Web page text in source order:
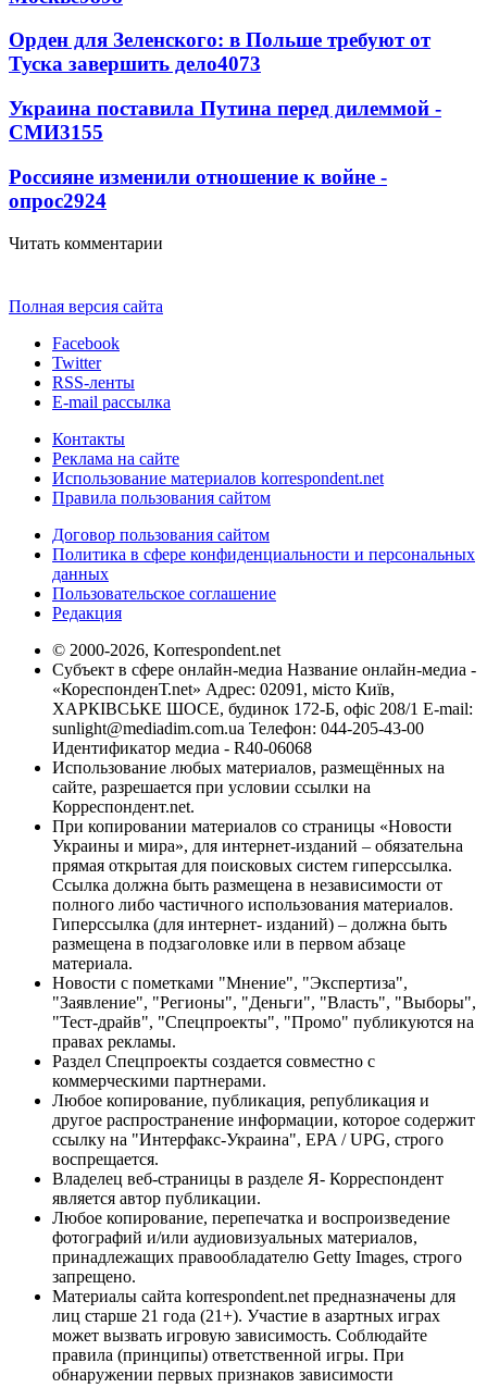
Орден для Зеленского: в Польше требуют от
Туска завершить дело4073
Украина поставила Путина перед дилеммой -
СМИ3155
Россияне изменили отношение к войне -
опрос2924
Читать комментарии
Полная версия сайта
Facebook
Twitter
RSS-ленты
E-mail рассылка
Контакты
Реклама на сайте
Использование материалов korrespondent.net
Правила пользования сайтом
Договор пользования сайтом
Политика в сфере конфиденциальности и персональных
данных
Пользовательское соглашение
Редакция
© 2000-2026, Korrespondent.net
Субъект в сфере онлайн-медиа Название онлайн-медиа -
«КореспонденТ.net» Адрес: 02091, місто Київ,
ХАРКІВСЬКЕ ШОСЕ, будинок 172-Б, офіс 208/1 E-mail:
sunlight@mediadim.com.ua Телефон: 044-205-43-00
Идентификатор медиа - R40-06068
Использование любых материалов, размещённых на
сайте, разрешается при условии ссылки на
Корреспондент.net.
При копировании материалов со страницы «Новости
Украины и мира», для интернет-изданий – обязательна
прямая открытая для поисковых систем гиперссылка.
Ссылка должна быть размещена в независимости от
полного либо частичного использования материалов.
Гиперссылка (для интернет- изданий) – должна быть
размещена в подзаголовке или в первом абзаце
материала.
Новости с пометками "Мнение", "Экспертиза",
"Заявление", "Регионы", "Деньги", "Власть", "Выборы",
"Тест-драйв", "Спецпроекты", "Промо" публикуются на
правах рекламы.
Раздел Спецпроекты создается совместно с
коммерческими партнерами.
Любое копирование, публикация, републикация и
другое распространение информации, которое содержит
ссылку на "Интерфакс-Украина", EPA / UPG, строго
воспрещается.
Владелец веб-страницы в разделе Я- Корреспондент
является автор публикации.
Любое копирование, перепечатка и воспроизведение
фотографий и/или аудиовизуальных материалов,
принадлежащих правообладателю Getty Images, строго
запрещено.
Материалы сайта korrespondent.net предназначены для
лиц старше 21 года (21+). Участие в азартных играх
может вызвать игровую зависимость. Соблюдайте
правила (принципы) ответственной игры. При
обнаружении первых признаков зависимости